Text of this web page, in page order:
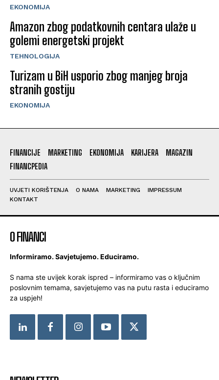
EKONOMIJA
Amazon zbog podatkovnih centara ulaže u
golemi energetski projekt
TEHNOLOGIJA
Turizam u BiH usporio zbog manjeg broja
stranih gostiju
EKONOMIJA
FINANCIJE MARKETING EKONOMIJA KARIJERA
MAGAZIN
FINANCPEDIA
UVJETI KORIŠTENJA O NAMA MARKETING
IMPRESSUM
KONTAKT
O FINANCI
Informiramo. Savjetujemo. Educiramo.
S nama ste uvijek korak ispred – informiramo vas o ključnim
poslovnim temama, savjetujemo vas na putu rasta i educiramo
za uspjeh!